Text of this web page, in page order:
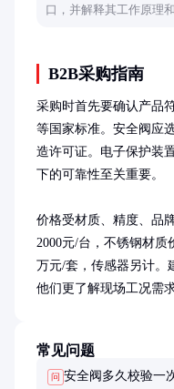
口，并解释其工作原理
B2B采购指南
采购时首先要确认产品
等国家标准。安全阀应
造许可证。电子保护装
下的可靠性至关重要。
价格受材质、精度、品
2000元/台，不锈钢材质
万元/套，传感器另计。
他们更了解现场工况需求
常见问题
问 安全阀多久校验一